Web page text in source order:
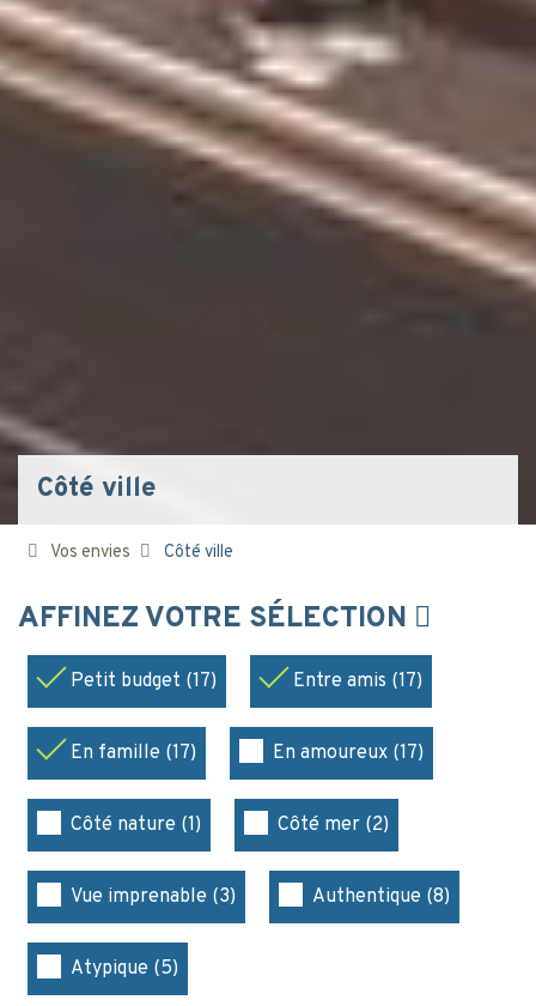
Côté ville
Vos envies Côté ville
AFFINEZ VOTRE SÉLECTION
Petit budget (17) Entre amis (17)
En famille (17) En amoureux (17)
Côté nature (1) Côté mer (2)
Vue imprenable (3) Authentique (8)
Atypique (5)